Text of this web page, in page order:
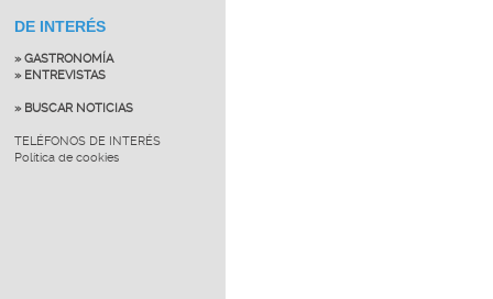
DE INTERÉS
» GASTRONOMÍA
» ENTREVISTAS
» BUSCAR NOTICIAS
TELÉFONOS DE INTERÉS
Política de cookies